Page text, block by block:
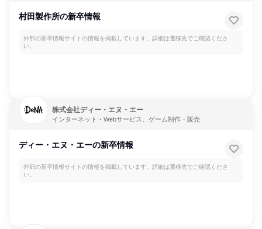
村田製作所の新卒情報
外部の新卒情報サイトの情報を掲載しています。詳細は遷移先でご確認くださ
い。
株式会社ディー・エヌ・エー
インターネット・Webサービス、ゲーム制作・販売
ディー・エヌ・エーの新卒情報
外部の新卒情報サイトの情報を掲載しています。詳細は遷移先でご確認くださ
い。